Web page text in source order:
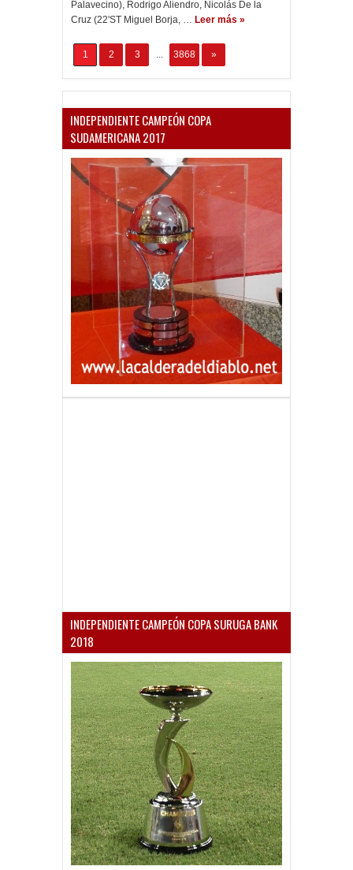
Palavecino), Rodrigo Aliendro, Nicolás De la
Cruz (22'ST Miguel Borja, … Leer más »
1 2 3 ... 3868 »
INDEPENDIENTE CAMPEÓN COPA
SUDAMERICANA 2017
INDEPENDIENTE CAMPEÓN COPA SURUGA BANK
2018